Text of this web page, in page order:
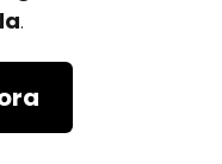
.